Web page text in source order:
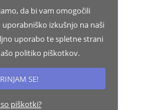
da bi vam omogočili
izkušnjo na naši
uporabo te spletne strani
politiko piškotkov.
SE!
piškotki?